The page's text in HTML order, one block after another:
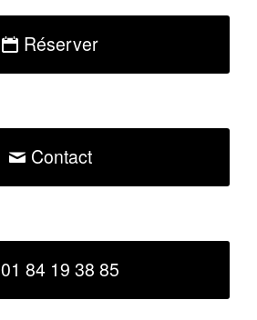
Réserver
Contact
01 84 19 38 85